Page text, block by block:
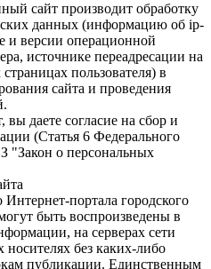
сайт производит обработку
данных (информацию об ip-
и версии операционной
источнике переадресации на
пользователя) в
сайта и проведения
вы даете согласие на сбор и
(Статья 6 Федерального
"Закон о персональных
портала городского
быть воспроизведены в
на серверах сети
без каких-либо
публикации. Единственным